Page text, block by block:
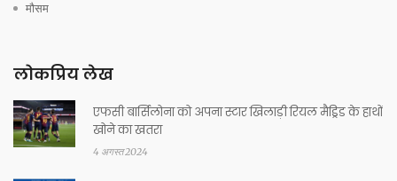
मौसम
लोकप्रिय लेख
एफसी बार्सिलोना को अपना स्टार खिलाड़ी रियल मैड्रिड के हाथों
खोने का खतरा
4 अगस्त 2024